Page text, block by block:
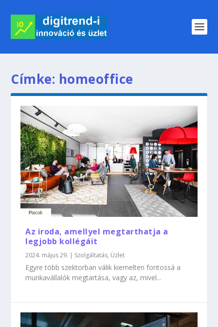
Címke: homeoffice
Az iroda, amellyel megtarthatja a
legjobb kollégáit
2024. május 29. | Szolgáltatás, Üzlet
Egyre több szektorban válik kiemelten fontossá a
munkavállalók megtartása, vagy az, mivel...